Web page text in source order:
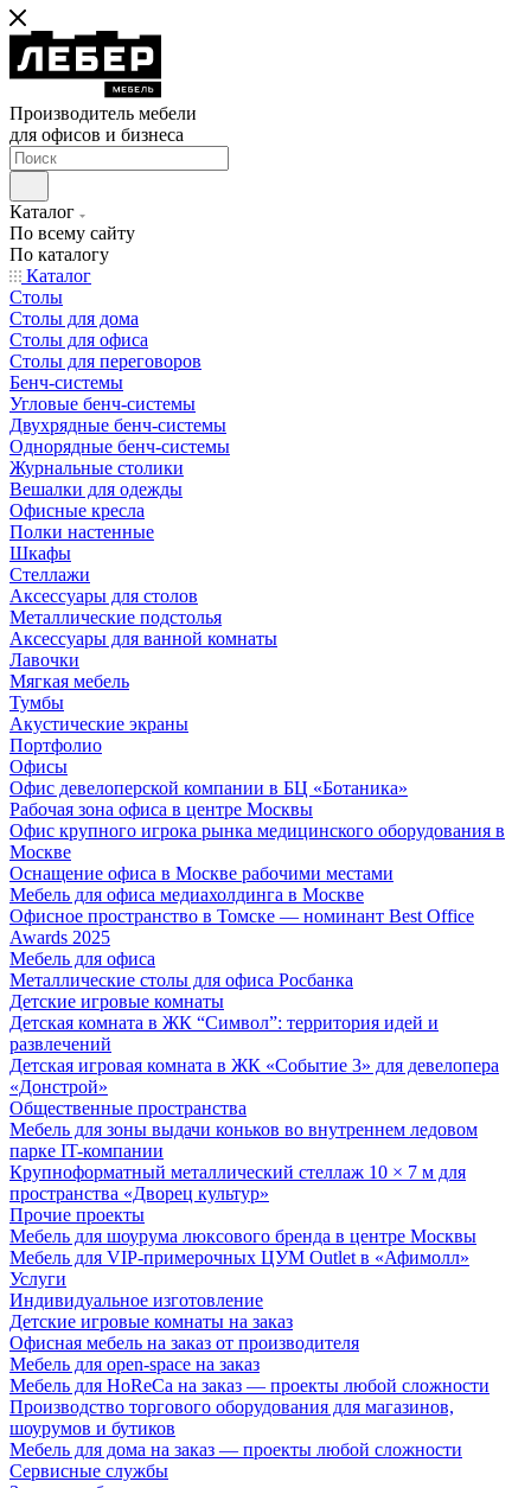
Производитель мебели
для офисов и бизнеса
Каталог
По всему сайту
По каталогу
Каталог
Столы
Столы для дома
Столы для офиса
Столы для переговоров
Бенч-системы
Угловые бенч-системы
Двухрядные бенч-системы
Однорядные бенч-системы
Журнальные столики
Вешалки для одежды
Офисные кресла
Полки настенные
Шкафы
Стеллажи
Аксессуары для столов
Металлические подстолья
Аксессуары для ванной комнаты
Лавочки
Мягкая мебель
Тумбы
Акустические экраны
Портфолио
Офисы
Офис девелоперской компании в БЦ «Ботаника»
Рабочая зона офиса в центре Москвы
Офис крупного игрока рынка медицинского оборудования в
Москве
Оснащение офиса в Москве рабочими местами
Мебель для офиса медиахолдинга в Москве
Офисное пространство в Томске — номинант Best Office
Awards 2025
Мебель для офиса
Металлические столы для офиса Росбанка
Детские игровые комнаты
Детская комната в ЖК “Символ”: территория идей и
развлечений
Детская игровая комната в ЖК «Событие 3» для девелопера
«Донстрой»
Общественные пространства
Мебель для зоны выдачи коньков во внутреннем ледовом
парке IT-компании
Крупноформатный металлический стеллаж 10 × 7 м для
пространства «Дворец культур»
Прочие проекты
Мебель для шоурума люксового бренда в центре Москвы
Мебель для VIP-примерочных ЦУМ Outlet в «Афимолл»
Услуги
Индивидуальное изготовление
Детские игровые комнаты на заказ
Офисная мебель на заказ от производителя
Мебель для open-space на заказ
Мебель для HoReCa на заказ — проекты любой сложности
Производство торгового оборудования для магазинов,
шоурумов и бутиков
Мебель для дома на заказ — проекты любой сложности
Сервисные службы